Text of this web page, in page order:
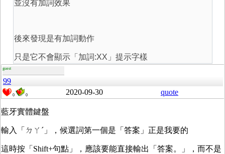
並沒有加詞效果
後來發現是有加詞動作
只是它不會顯示「加詞:XX」提示字樣
guest
99
0 0 2020-09-30 quote
藍牙實體鍵盤
輸入「ㄉㄚˊ」，候選詞第一個是「答案」正是我要的
這時按「Shift+句點」，應該要能直接輸出「答案。」，而不是